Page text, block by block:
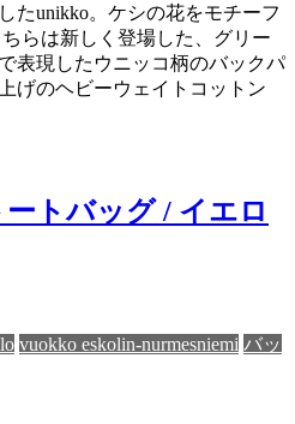
たunikko。ケシの花をモチーフ
らは新しく登場した、グリー
表現したウニッコ柄のバックパ
げのヘビーウェイトコットン
ートバッグ / イエロ
vuokko eskolin-nurmesniemi バッ